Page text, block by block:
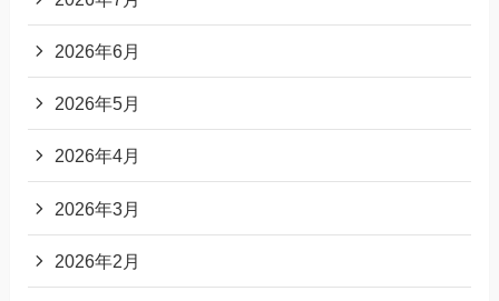
2026年6月
2026年5月
2026年4月
2026年3月
2026年2月